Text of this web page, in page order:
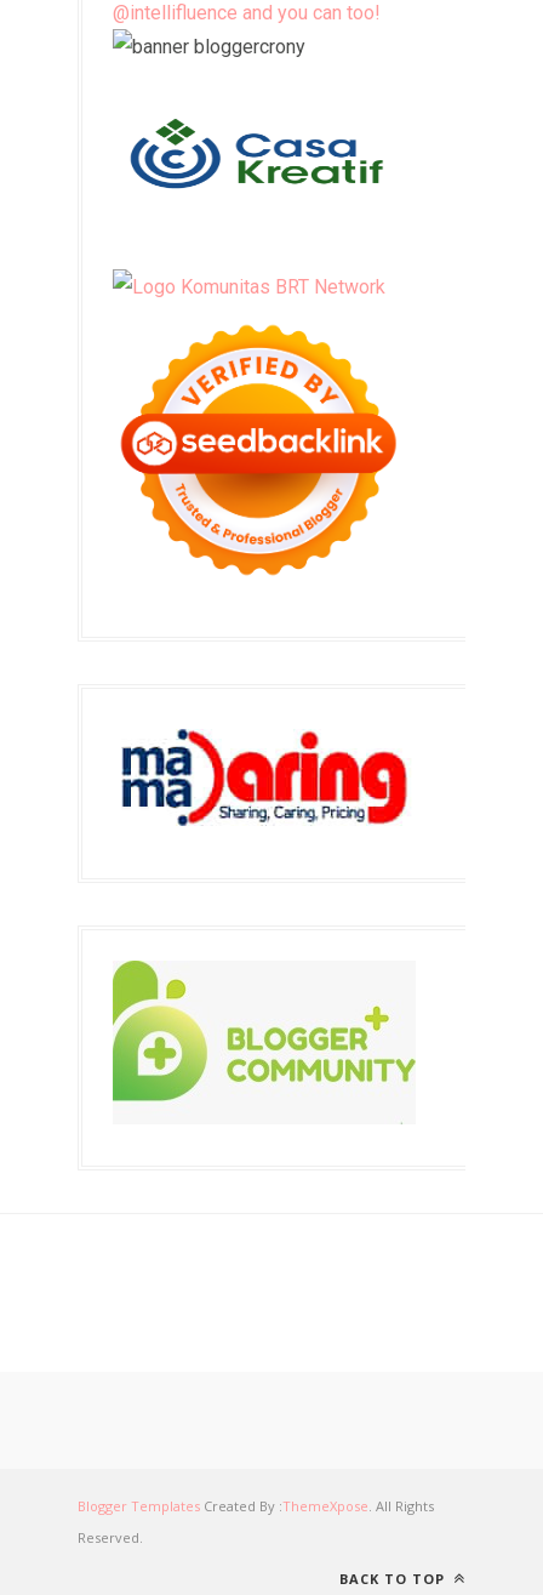
@intellifluence and you can too!
Blogger Templates Created By :ThemeXpose . All Rights
Reserved.
BACK TO TOP